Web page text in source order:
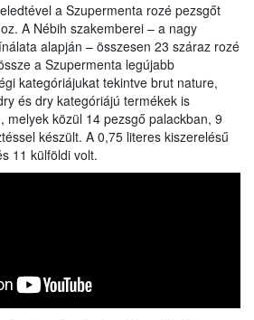
a Szupermenta rozé pezsgőt
A Nébih szakemberei – a nagy
alapján – összesen 23 száraz rozé
a Szupermenta legújabb
kategóriájukat tekintve brut nature,
és dry kategóriájú termékek is
melyek közül 14 pezsgő palackban, 9
készült. A 0,75 literes kiszerelésű
11 külföldi volt.